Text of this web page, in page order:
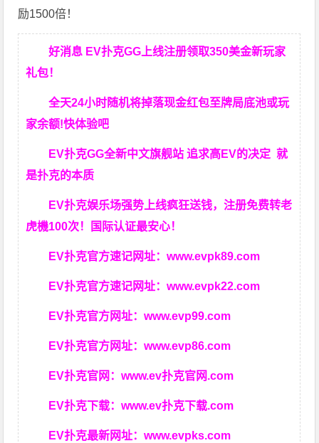
励1500倍！
好消息 EV扑克GG上线注册领取350美金新玩家
礼包！
全天24小时随机将掉落现金红包至牌局底池或玩
家余额!快体验吧
EV扑克GG全新中文旗舰站 追求高EV的决定就
是扑克的本质
EV扑克娱乐场强势上线疯狂送钱，注册免费转老
虎機100次！国际认证最安心！
EV扑克官方速记网址：www.evpk89.com
EV扑克官方速记网址：www.evpk22.com
EV扑克官方网址：www.evp99.com
EV扑克官方网址：www.evp86.com
EV扑克官网：www.ev扑克官网.com
EV扑克下载：www.ev扑克下载.com
EV扑克最新网址：www.evpks.com